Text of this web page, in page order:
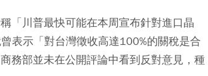
「川普最快可能在本周宣布針對進口晶
表示「對台灣徵收高達100%的關稅是合
務部並未在公開評論中看到反對意見，種